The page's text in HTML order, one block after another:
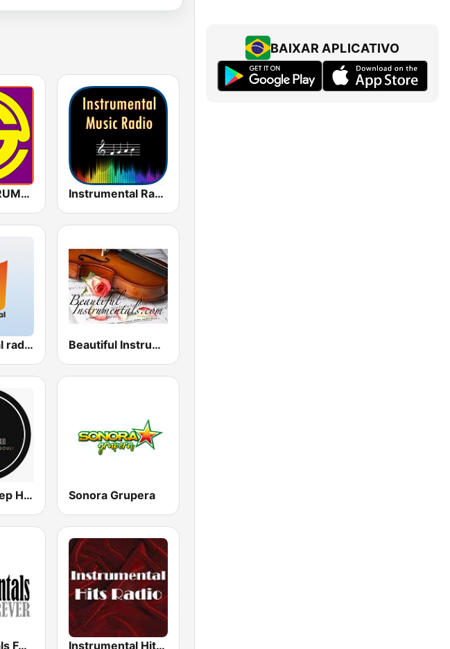
GOLD INSTRUMENTAL Instrumental Radio
Instrumental radio Beautiful Instrumentals
Extreme Deep House Radio Sonora Grupera
Instrumentals Forever Instrumental Hits Radio
BAIXAR APLICATIVO